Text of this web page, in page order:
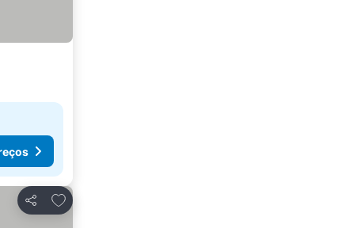
Partilhar
Adicionar aos favoritos